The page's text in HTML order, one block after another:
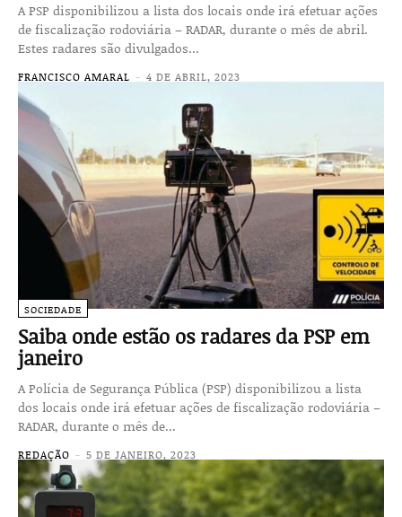
A PSP disponibilizou a lista dos locais onde irá efetuar ações
de fiscalização rodoviária – RADAR, durante o mês de abril.
Estes radares são divulgados...
FRANCISCO AMARAL - 4 DE ABRIL, 2023
SOCIEDADE
Saiba onde estão os radares da PSP em
janeiro
A Polícia de Segurança Pública (PSP) disponibilizou a lista
dos locais onde irá efetuar ações de fiscalização rodoviária –
RADAR, durante o mês de...
REDAÇÃO - 5 DE JANEIRO, 2023